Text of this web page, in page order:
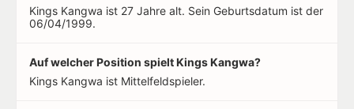
Kings Kangwa ist 27 Jahre alt. Sein Geburtsdatum ist der
06/04/1999.
Auf welcher Position spielt Kings Kangwa?
Kings Kangwa ist Mittelfeldspieler.